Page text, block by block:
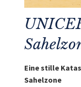
Eine stille
Sahelzone